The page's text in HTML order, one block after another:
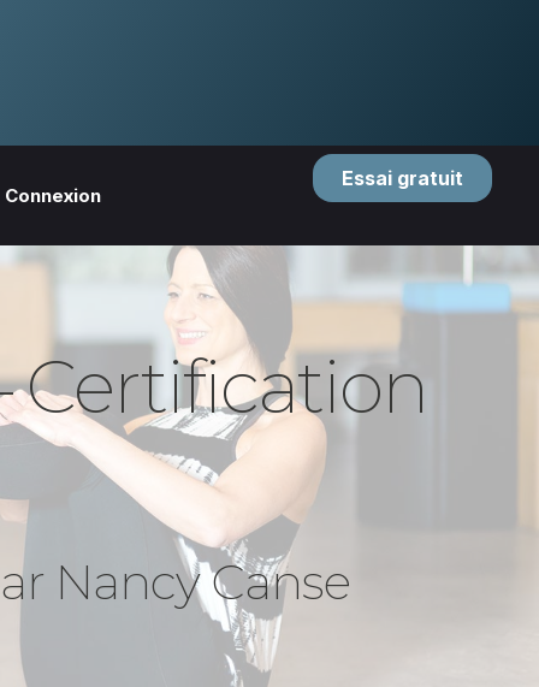
Connexion
Essai gratuit
Certification
Nancy Canse